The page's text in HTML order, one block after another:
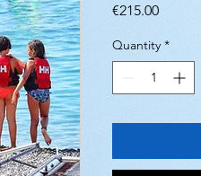
€215.00Price
Quantity *